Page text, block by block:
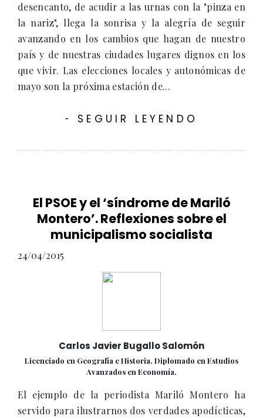
desencanto, de acudir a las urnas con la "pinza en
la nariz", llega la sonrisa y la alegría de seguir
avanzando en los cambios que hagan de nuestro
país y de nuestras ciudades lugares dignos en los
que vivir. Las elecciones locales y autonómicas de
mayo son la próxima estación de...
- SEGUIR LEYENDO
El PSOE y el ‘síndrome de Mariló
Montero’. Reflexiones sobre el
municipalismo socialista
24/04/2015
Carlos Javier Bugallo Salomón
Licenciado en Geografía e Historia. Diplomado en Estudios
Avanzados en Economía.
El ejemplo de la periodista Mariló Montero ha
servido para ilustrarnos dos verdades apodícticas,